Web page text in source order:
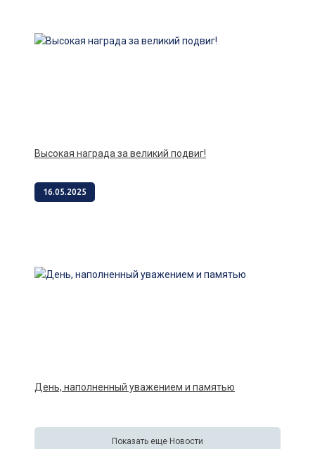
Высокая награда за великий подвиг!
16.05.2025
День, наполненный уважением и памятью
Показать еще Новости